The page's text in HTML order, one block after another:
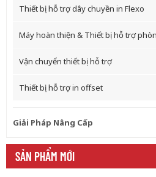
Thiết bị hỗ trợ dây chuyền in Flexo
Máy hoàn thiện & Thiết bị hỗ trợ
Vận chuyển thiết bị hỗ trợ
Thiết bị hỗ trợ in offset
Giải Pháp Nâng Cấp
SẢN PHẨM MỚI